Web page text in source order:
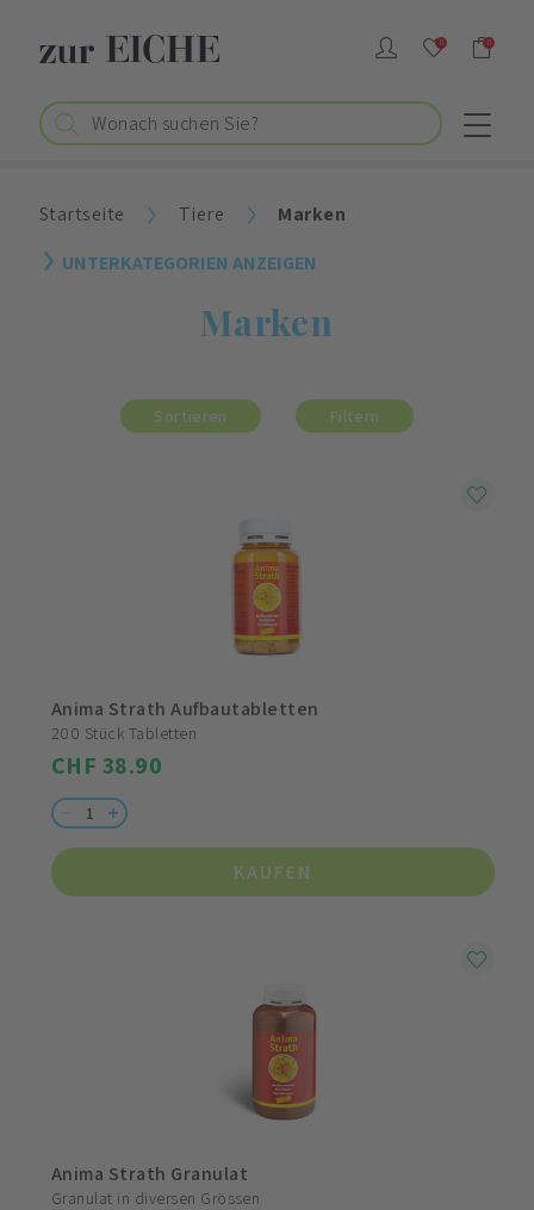
0 0
Startseite Tiere
Marken
UNTERKATEGORIEN ANZEIGEN
Marken
Sortieren Filtern
Anima Strath Aufbautabletten
200 Stück Tabletten
CHF 38.90
KAUFEN
Anima Strath Granulat
Granulat in diversen Grössen